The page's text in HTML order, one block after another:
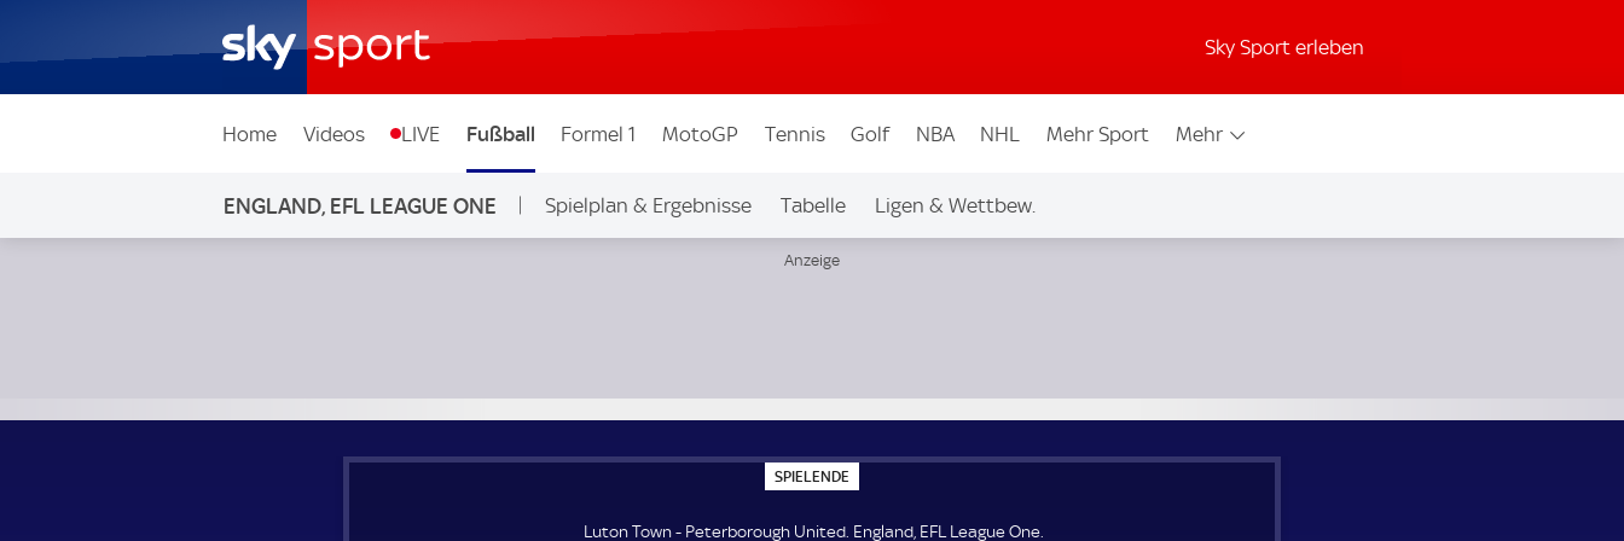
Sky Sport erleben
Home Videos LIVE Fußball Formel 1 MotoGP Tennis Golf NBA NHL Mehr Sport Mehr
ENGLAND, EFL LEAGUE ONE Spielplan & Ergebnisse Tabelle Ligen & Wettbew.
SPIELENDE
P
E
Luton Town - Peterborough United. England, EFL League One.